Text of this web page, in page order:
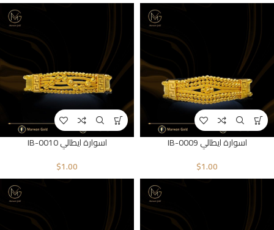
اسوارة ايطالي IB-0009
$1.00
اسوارة ايطالي IB-0010
$1.00